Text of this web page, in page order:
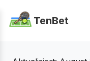
TenBet